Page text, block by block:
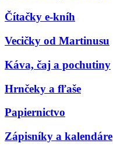
Čítačky e-kníh
Vecičky od Martinusu
Káva, čaj a pochutiny
Hrnčeky a fľaše
Papiernictvo
Zápisníky a kalendáre